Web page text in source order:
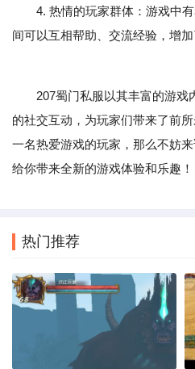
4. 热情的玩家群体：游戏中有
间可以互相帮助、交流经验，增加
207蜀门私服以其丰富的游戏
的社交互动，为玩家们带来了前
一名热爱游戏的玩家，那么不妨
给你带来全新的游戏体验和乐趣！
热门推荐